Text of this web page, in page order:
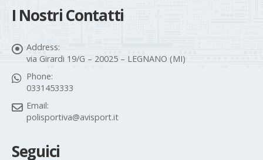
I Nostri Contatti
Address:
via Girardi 19/G – 20025 – LEGNANO (MI)
Phone:
0331453333
Email:
polisportiva@avisport.it
Seguici